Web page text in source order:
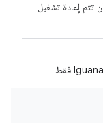
تتم إعادة تشغيل